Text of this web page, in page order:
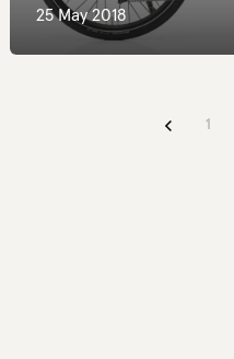
25 May 2018
1